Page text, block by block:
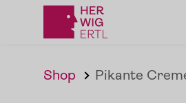
Shop Pikante